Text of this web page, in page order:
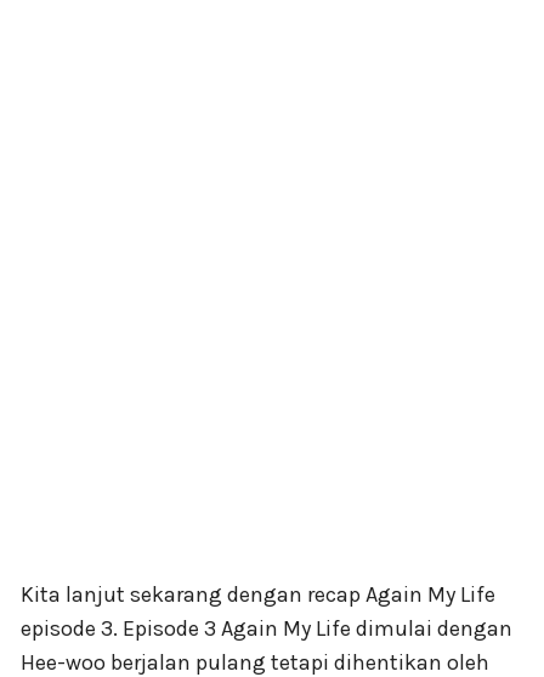
Kita lanjut sekarang dengan recap Again My Life
episode 3. Episode 3 Again My Life dimulai dengan
Hee-woo berjalan pulang tetapi dihentikan oleh